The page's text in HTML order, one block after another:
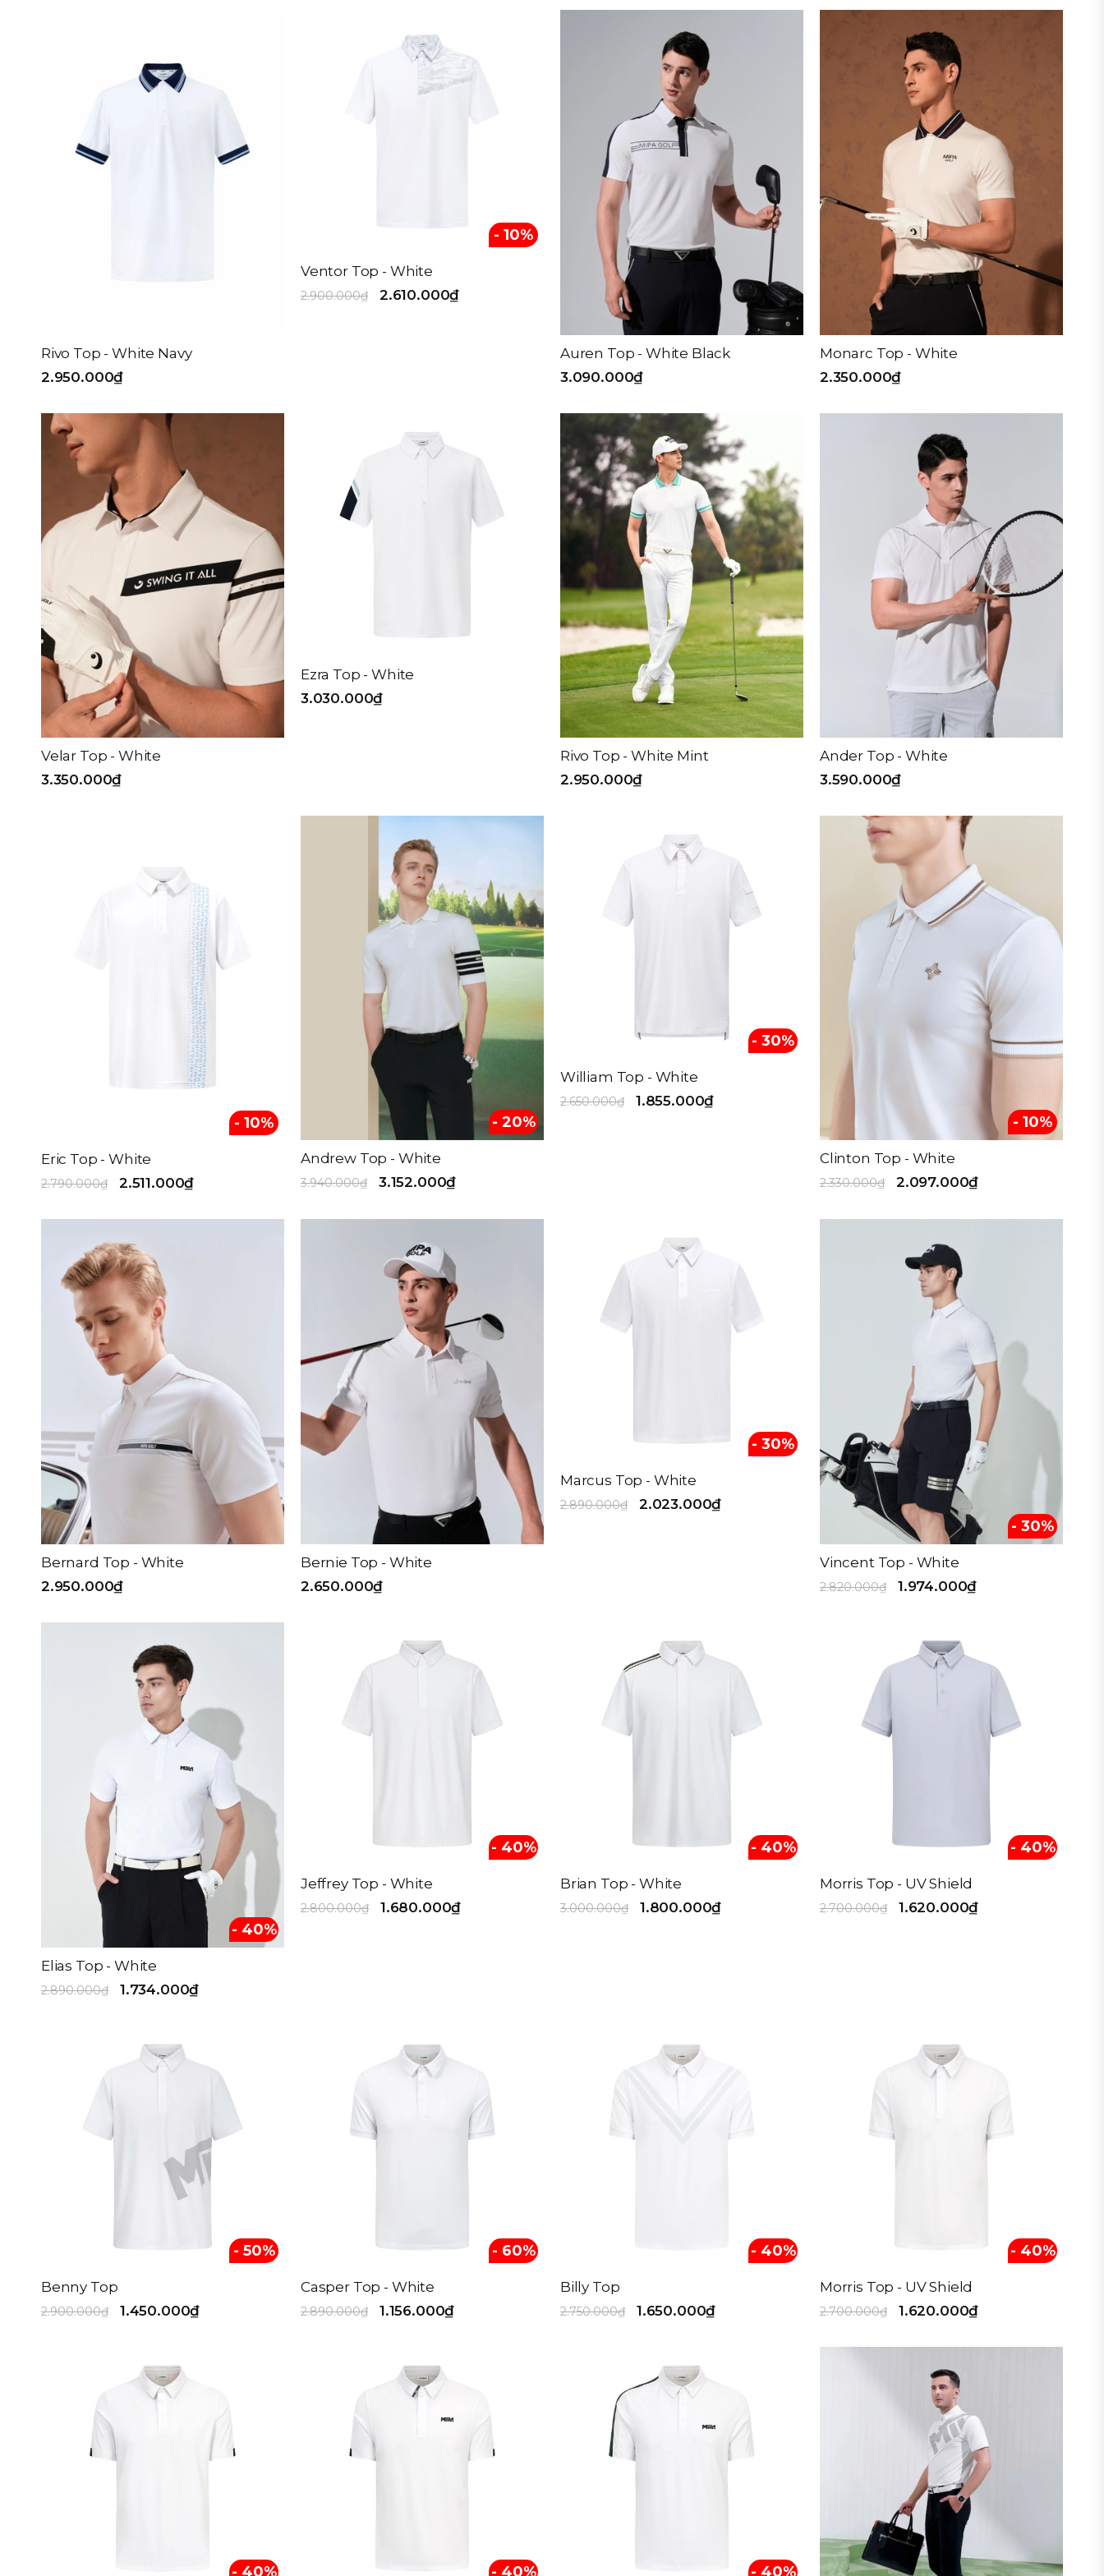
đến
Black
Mint Blue
Navy
Kích cỡ
Freesize
90
95 100
Loại sản phẩm
ÁO POLO NAM
Rivo Top - White Navy
2.950.000₫
- 10%
Ventor Top - White
2.900.000₫ 2.610.000₫
Auren Top - White Black
3.090.000₫
Monarc Top - White
2.350.000₫
Velar Top - White
3.350.000₫
Ezra Top - White
3.030.000₫
Rivo Top - White Mint
2.950.000₫
Ander Top - White
3.590.000₫
- 10%
Eric Top - White
2.790.000₫ 2.511.000₫
- 20%
Andrew Top - White
3.940.000₫ 3.152.000₫
- 30%
William Top - White
2.650.000₫ 1.855.000₫
- 10%
Clinton Top - White
2.330.000₫ 2.097.000₫
Bernard Top - White
2.950.000₫
Bernie Top - White
2.650.000₫
- 30%
Marcus Top - White
2.890.000₫ 2.023.000₫
- 30%
Vincent Top - White
2.820.000₫ 1.974.000₫
- 40%
Elias Top - White
2.890.000₫ 1.734.000₫
- 40%
Jeffrey Top - White
2.800.000₫ 1.680.000₫
- 40%
Brian Top - White
3.000.000₫ 1.800.000₫
- 40%
Morris Top - UV Shield
2.700.000₫ 1.620.000₫
- 50%
Benny Top
2.900.000₫ 1.450.000₫
- 60%
Casper Top - White
2.890.000₫ 1.156.000₫
- 40%
Billy Top
2.750.000₫ 1.650.000₫
- 40%
Morris Top - UV Shield
2.700.000₫ 1.620.000₫
- 40% - 40% - 40%